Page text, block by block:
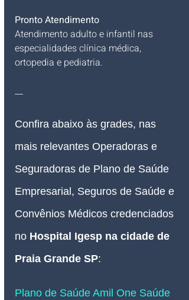
Pronto Atendimento
Atendimento adulto e infantil nas
especialidades clínica médica,
ortopedia e pediatria.
__
Confira abaixo às grades, nas
mais relevantes Operadoras e
Seguradoras de Plano de Saúde
Empresarial, Seguros de Saúde e
Convênios Médicos credenciados
no Hospital Igesp na cidade de
Praia Grande SP:
Plano de Saúde Amil One Saúde